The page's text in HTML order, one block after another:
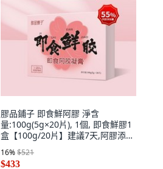
膠品鋪子 即食鮮阿膠 淨含
量:100g(5g×20片), 1個, 即食鮮膠1
盒【100g/20片】建議7天,阿膠添加
量大於等於55%
16%$521
$433